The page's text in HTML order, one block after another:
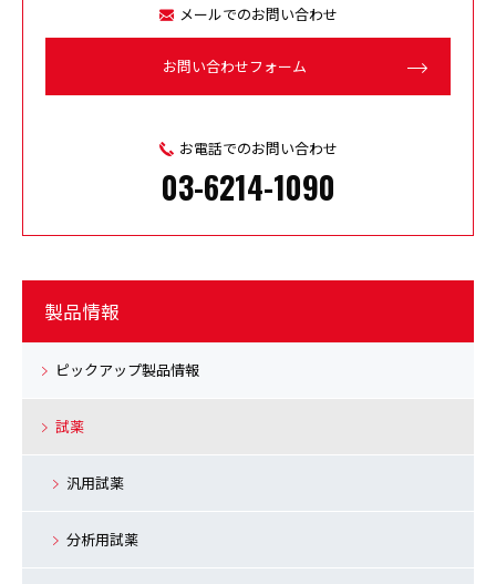
メールでのお問い合わせ
お問い合わせフォーム
お電話でのお問い合わせ
03-6214-1090
製品情報
ピックアップ製品情報
試薬
汎用試薬
分析用試薬